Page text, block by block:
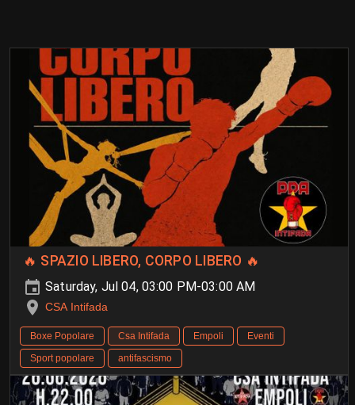
🔥 SPAZIO LIBERO, CORPO LIBERO 🔥
Saturday, Jul 04, 03:00 PM-03:00 AM
CSA Intifada
Boxe Popolare Csa Intifada Empoli
Eventi
Sport popolare
antifascismo